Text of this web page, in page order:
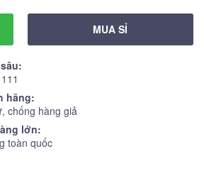
MUA SỈ
hãng:
chống hàng giả
lớn:
toàn quốc